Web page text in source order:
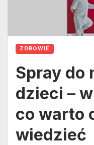
ZDROWIE
Spray do
dzieci –
co warto
wiedzieć